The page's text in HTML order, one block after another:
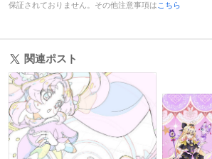
保証されておりません。その他注意事項は こちら
関連ポスト